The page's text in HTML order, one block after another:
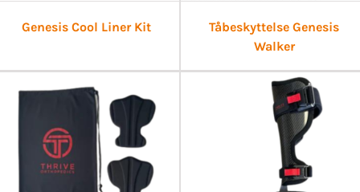
Genesis Cool Liner Kit
Tåbeskyttelse Genesis
Walker